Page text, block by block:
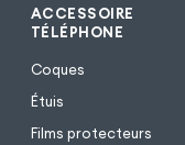
ACCESSOIRE
TÉLÉPHONE
Coques
Étuis
Films protecteurs